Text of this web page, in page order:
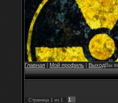
Главная|Мой профиль| ВыходВы
Страница 1 из 1 1